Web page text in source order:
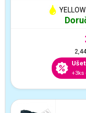
YELLOW
+3ks